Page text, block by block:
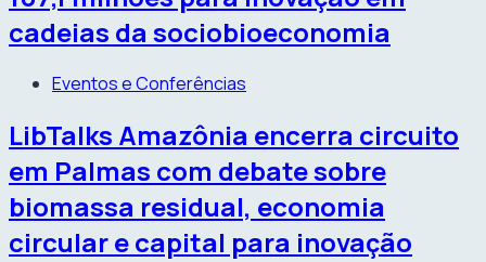
cadeias da sociobioeconomia
Eventos e Conferências
LibTalks Amazônia encerra circuito
em Palmas com debate sobre
biomassa residual, economia
circular e capital para inovação